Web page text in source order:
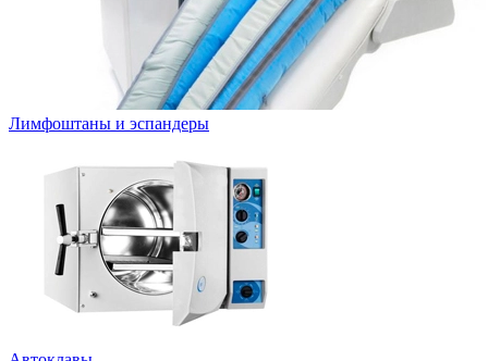
Лимфоштаны и эспандеры